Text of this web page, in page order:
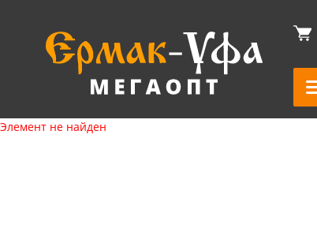
Элемент не найден